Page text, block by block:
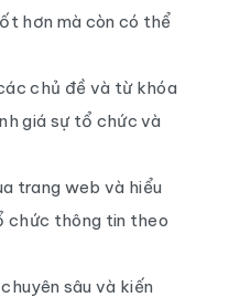
hơn mà còn có thể
chủ đề và từ khóa
giá sự tổ chức và
trang web và hiểu
chức thông tin theo
sâu và kiến